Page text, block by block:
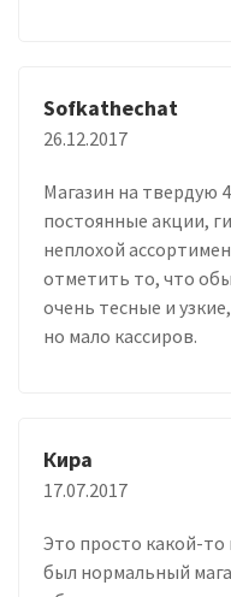
Sofkathechat
26.12.2017
Магазин на твердую
постоянные акции,
неплохой
отметить то, что
очень тесные и
но мало кассиров.
Кира
17.07.2017
Это просто какой-то
был нормальный